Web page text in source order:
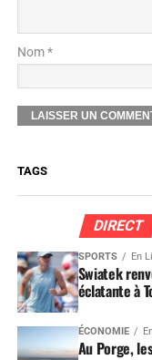
Nom *
TAGS
DIRECT
SPORTS En
Swiatek
éclatante à
ÉCONOMIE
Au Porge,